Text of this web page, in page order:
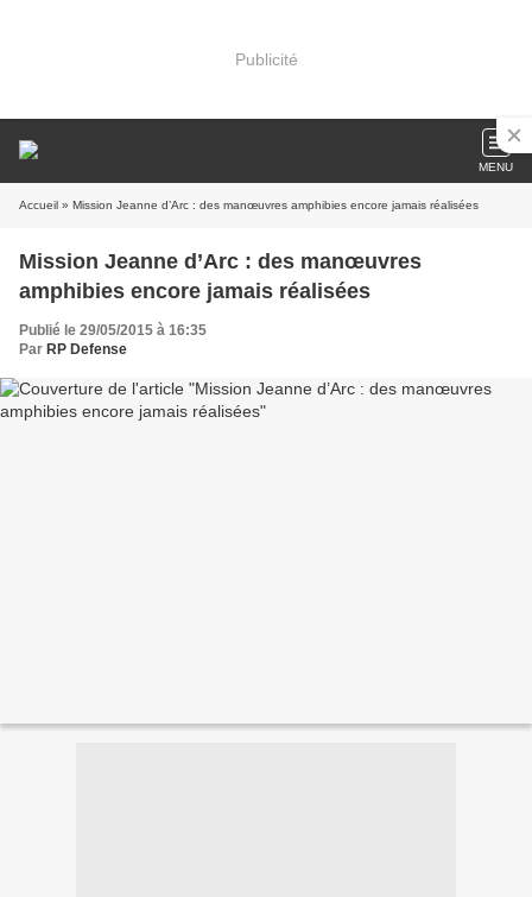
Publicité
MENU
Accueil » Mission Jeanne d’Arc : des manœuvres amphibies encore jamais réalisées
Mission Jeanne d’Arc : des manœuvres
amphibies encore jamais réalisées
Publié le 29/05/2015 à 16:35
Par RP Defense